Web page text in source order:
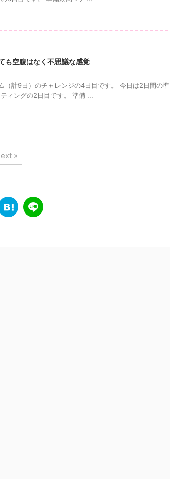
も空腹はなく不思議な感覚
（計9日）のチャレンジの4日目です。 今日は2日間の準
ィングの2日目です。 準備 ...
»